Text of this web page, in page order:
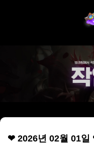
❤ 2026년 02월 01일